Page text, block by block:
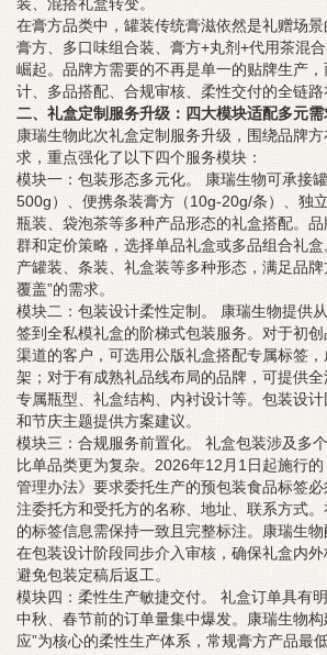
在膏方品类中，罐装传统膏滋依然是礼赠场
膏方、多口味组合装、膏方+丸剂+代用茶混
崛起。品牌方需要的不再是单一的贴牌生产
计、多品搭配、合规审核、柔性交付的全链路
二、礼盒定制服务升级：四大模块适配多元需
康瑞生物此次礼盒定制服务升级，围绕品牌
求，重点强化了以下四个服务模块：
模块一：包装形态多元化。 康瑞生物可承接
500g）、便携条装膏方（10g-20g/条）、独
瓶装、袋泡茶等多种产品形态的礼盒搭配。
群和定价策略，选择单品礼盒或多品组合礼
产罐装、条装、礼盒装等多种形态，满足品
覆盖”的需求。
模块二：包装设计柔性定制。 康瑞生物提供
签到全私模礼盒的阶梯式包装服务。对于初
渠道的客户，可选用公版礼盒搭配专属标签
架；对于有成熟礼品线布局的品牌，可提供
专属瓶型、礼盒结构、内衬设计等。包装设
和节庆主题提供方案建议。
模块三：合规服务前置化。 礼盒包装涉及多
比单品类更为复杂。2026年12月1日起施行
管理办法》要求委托生产的预包装食品标签
注委托方和受托方的名称、地址、联系方式
的标签信息需保持一致且完整标注。康瑞生物
在包装设计阶段同步介入审核，确保礼盒内外
避免包装定稿后返工。
模块四：柔性生产敏捷交付。 礼盒订单具
中秋、春节前的订单量集中爆发。康瑞生物构
应”为核心的柔性生产体系，常规膏方产品最